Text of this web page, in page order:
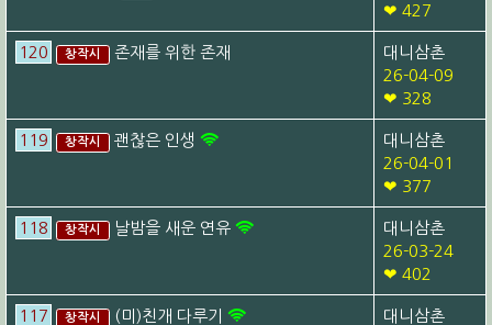
❤ 427
120 창작시 존재를 위한 존재
대니삼촌
26-04-09
❤ 328
119 창작시 괜찮은 인생
대니삼촌
26-04-01
❤ 377
118 창작시 날밤을 새운 연유
대니삼촌
26-03-24
❤ 402
117 창작시 (미)친개 다루기
대니삼촌